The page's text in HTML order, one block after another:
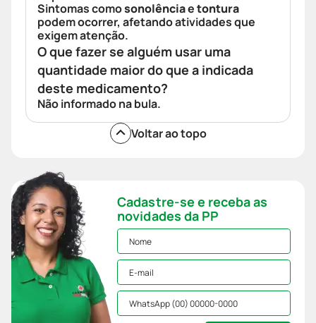
Sintomas comosonolênciaetontura
podem ocorrer, afetando atividades que
exigem atenção.
O que fazer se alguém usar uma
quantidade maior do que a indicada
deste medicamento?
Não informado na bula.
Voltar ao topo
Cadastre-se e receba as
novidades da PP